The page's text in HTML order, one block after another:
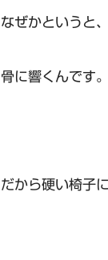
なぜかというと、
骨に響くんです。
だから硬い椅子